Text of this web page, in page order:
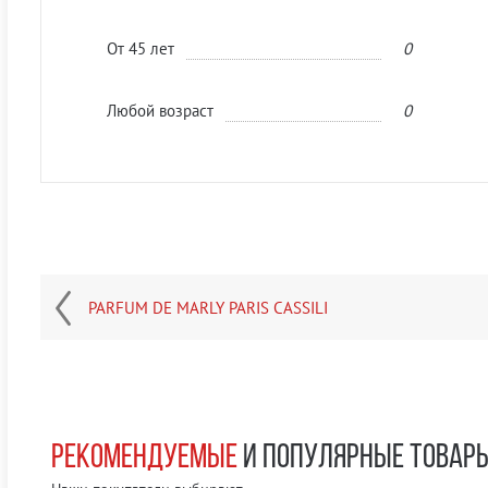
От 45 лет 0
Любой возраст 0
PARFUM DE MARLY PARIS CASSILI
РЕКОМЕНДУЕМЫЕИ ПОПУЛЯРНЫЕ